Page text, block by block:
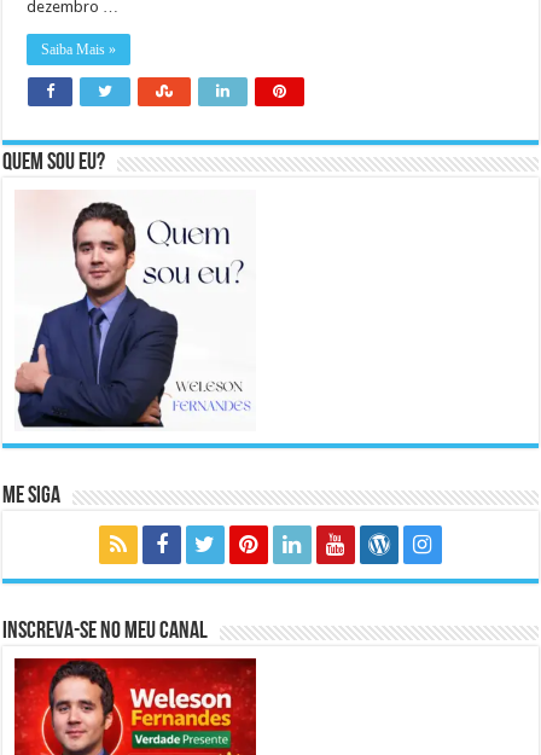
dezembro …
Saiba Mais »
Quem sou eu?
Me Siga
Inscreva-se no meu canal